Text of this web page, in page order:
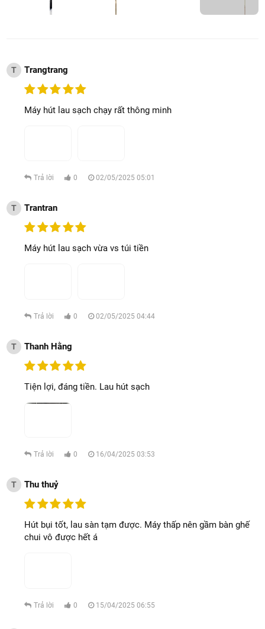
T Trangtrang
Máy hút lau sạch chạy rất thông minh
Trả lời 0 02/05/2025 05:01
T Trantran
Máy hút lau sạch vừa vs túi tiền
Trả lời 0 02/05/2025 04:44
T Thanh Hằng
Tiện lợi, đáng tiền. Lau hút sạch
Trả lời 0 16/04/2025 03:53
T Thu thuỷ
Hút bụi tốt, lau sàn tạm được. Máy thấp nên gầm bàn ghế
chui vô được hết á
Trả lời 0 15/04/2025 06:55